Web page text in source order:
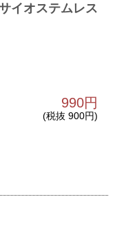
イオステムレス
990円
(税抜 900円)